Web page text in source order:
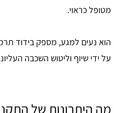
מטופל כראוי.
הוא נעים למגע, מספק בידוד
על ידי שיוף וליטוש השכבה
מה היתרונות של